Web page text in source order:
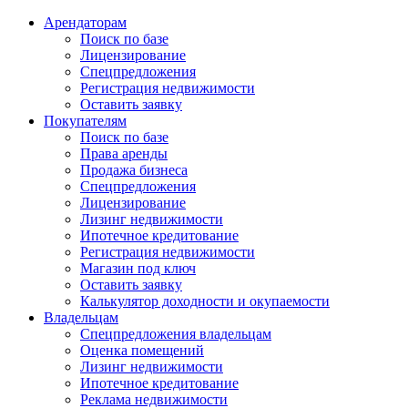
Арендаторам
Поиск по базе
Лицензирование
Спецпредложения
Регистрация недвижимости
Оставить заявку
Покупателям
Поиск по базе
Права аренды
Продажа бизнеса
Спецпредложения
Лицензирование
Лизинг недвижимости
Ипотечное кредитование
Регистрация недвижимости
Магазин под ключ
Оставить заявку
Калькулятор доходности и окупаемости
Владельцам
Спецпредложения владельцам
Оценка помещений
Лизинг недвижимости
Ипотечное кредитование
Реклама недвижимости